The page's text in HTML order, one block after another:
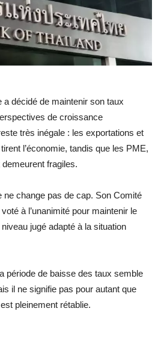
a décidé de maintenir son taux
de croissance
très inégale : les exportations et
l’économie, tandis que les PME,
fragiles.
ne change pas de cap. Son Comité
à l’unanimité pour maintenir le
jugé adapté à la situation
période de baisse des taux semble
il ne signifie pas pour autant que
pleinement rétablie.